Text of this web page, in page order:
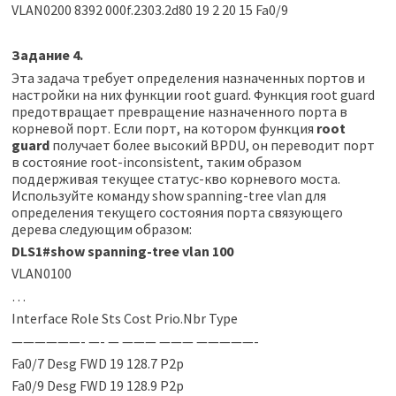
VLAN0200 8392 000f.2303.2d80 19 2 20 15 Fa0/9
Задание 4.
Эта задача требует определения назначенных портов и
настройки на них функции root guard. Функция root guard
предотвращает превращение назначенного порта в
корневой порт. Если порт, на котором функция root
guardполучает более высокий BPDU, он переводит порт
в состояние root-inconsistent, таким образом
поддерживая текущее статус-кво корневого моста.
Используйте команду show spanning-tree vlan для
определения текущего состояния порта связующего
дерева следующим образом:
DLS1#show spanning-tree vlan 100
VLAN0100
…
Interface Role Sts Cost Prio.Nbr Type
——————- —- — ——— ——— —————-
Fa0/7 Desg FWD 19 128.7 P2p
Fa0/9 Desg FWD 19 128.9 P2p